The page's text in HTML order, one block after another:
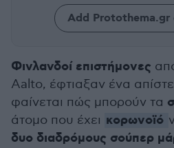
Add Protothema.gr
Φινλανδοί επιστήμονες
Aalto, έφτιαξαν ένα
φαίνεται πώς μπορούν τα
άτομο που έχει κορωνοϊό
δυο διαδρόμους σούπερ